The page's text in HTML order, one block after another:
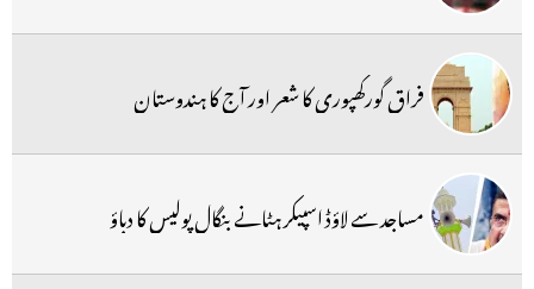
فراق گورکھپوری کا شعر اور آج کا ہندوستان
مساجد سے لاؤڈ اسپیکر ہٹانے بنگال پولیس کا دباؤ